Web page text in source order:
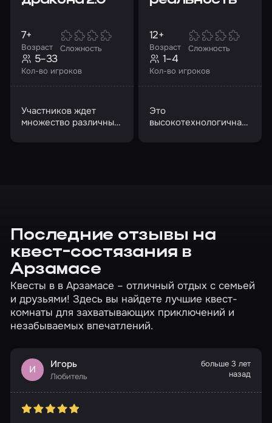
Возраст
7+
Сложность
Кол-во игроков
5–33
Участников ждет
множество различных
Возраст
12+
Сложность
Кол-во игроков
1–4
Это
высокотехнологичная
Последние отзывы на
квест-состязания в
Арзамасе
Квесты в в Арзамасе – отличный отдых с семьей
и друзьями! Здесь вы найдете лучшие квест-
комнаты для захватывающих приключений и
незабываемых впечатлений.
И Игорь
Любитель
больше 3 лет
назад